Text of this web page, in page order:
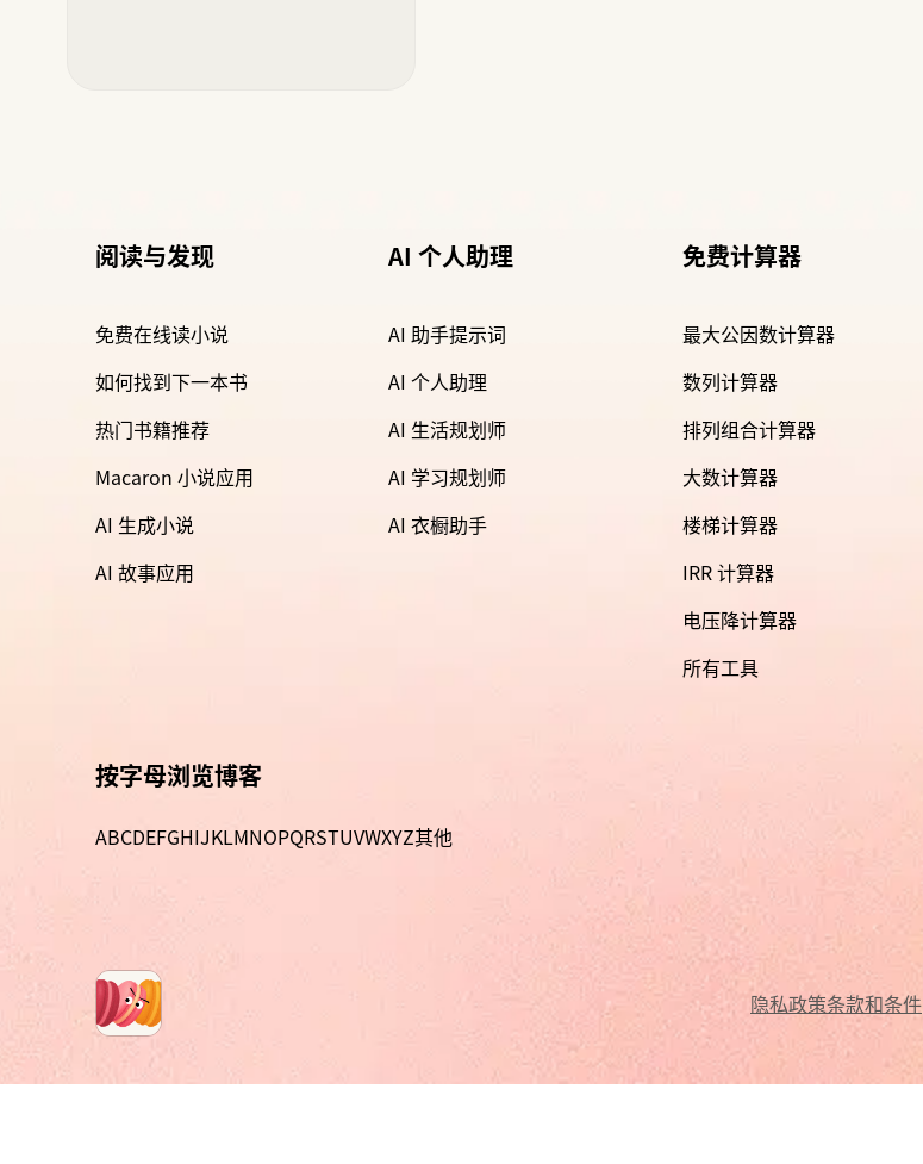
阅读与发现
免费在线读小说
如何找到下一本书
热门书籍推荐
Macaron 小说应用
AI 生成小说
AI 故事应用
AI 个人助理
AI 助手提示词
AI 个人助理
AI 生活规划师
AI 学习规划师
AI 衣橱助手
免费计算器
最大公因数计算器
数列计算器
排列组合计算器
大数计算器
楼梯计算器
IRR 计算器
电压降计算器
所有工具
按字母浏览博客
ABCDEFGHIJKLMNOPQRSTUVWXYZ其他
隐私政策条款和条件